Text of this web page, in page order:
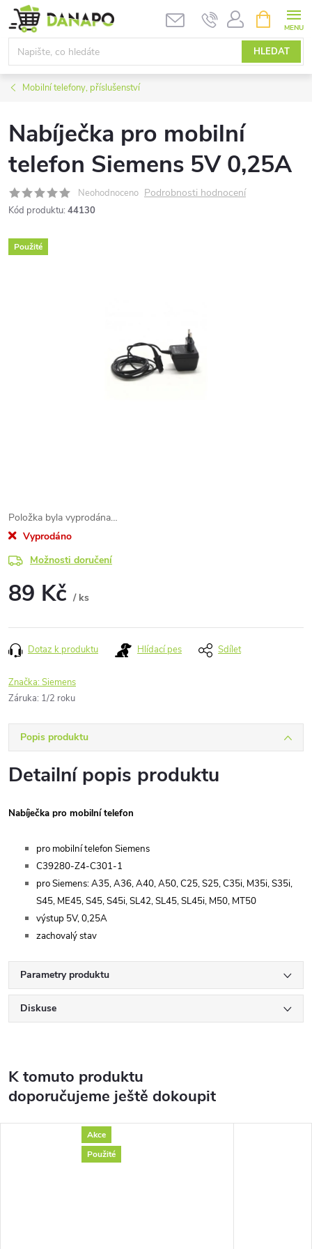
Přejít
na
obsah
HLEDAT
NÁKUPNÍ
KOŠÍK
Mobilní telefony, příslušenství
Nabíječka pro mobilní
telefon Siemens 5V 0,25A
Neohodnoceno Podrobnosti hodnocení
Kód produktu: 44130
Použité
Položka byla vyprodána…
Vyprodáno
Možnosti doručení
89 Kč / ks
cena:
Dotaz k produktu Hlídací pes Sdílet
Značka:Siemens
Záruka: 1/2 roku
Popis produktu
Detailní popis produktu
Nabíječka pro mobilní telefon
pro mobilní telefon Siemens
C39280-Z4-C301-1
pro Siemens: A35, A36, A40, A50, C25, S25, C35i, M35i, S35i,
S45, ME45, S45, S45i, SL42, SL45, SL45i, M50, MT50
výstup 5V, 0,25A
zachovalý stav
Parametry produktu
Diskuse
K tomuto produktu
doporučujeme ještě dokoupit
Akce
Použité